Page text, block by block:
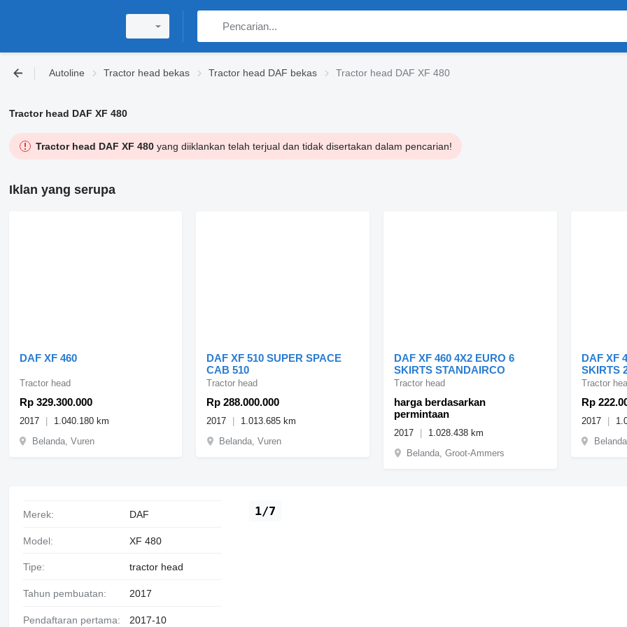
Autoline Tractor head bekas Tractor head DAF bekas Tractor head DAF XF 480
Tractor head DAF XF 480
Tractor head DAF XF 480yang diiklankan telah terjual dan tidak disertakan dalam pencarian!
Iklan yang serupa
DAF XF 460
Rp 329.300.000
Tractor head
2017
1.040.180 km
Belanda, Vuren
DAF XF 510 SUPER SPACE
CAB 510
Rp 288.000.000
Tractor head
2017
1.013.685 km
Belanda, Vuren
DAF XF 460 4X2 EURO 6
SKIRTS STANDAIRCO
harga berdasarkan
permintaan
Tractor head
2017
1.028.438 km
Belanda, Groot-Ammers
DAF XF
SKIRTS
Rp
Tractor
2017
1/7
Merek: DAF
Model: XF 480
Tipe: tractor head
Tahun pembuatan: 2017
Pendaftaran pertama: 2017-10